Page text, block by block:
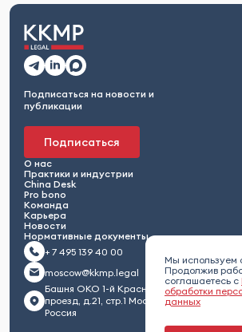
Мы используем
Продолжив
соглашаетесь с
обработки
данных
Подписаться на новости и
публикации
Подписаться
О нас
Практики и индустрии
China Desk
Pro bono
Команда
Карьера
Новости
Нормативные документы
+ 7 495 139 40 00
moscow@kkmp.legal
Башня ОКО 1-й Красногвардейский
проезд, д.21, стр.1 Москва 123112,
Россия